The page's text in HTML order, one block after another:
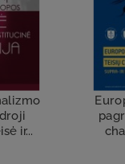
ir...